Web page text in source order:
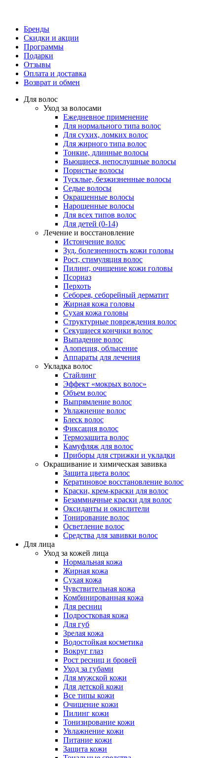
Бренды
Скидки и акции
Программы
Подарки
Отзывы
Оплата и доставка
Возврат и обмен
Для волос
Уход за волосами
Ежедневное применение
Для нормального типа волос
Для сухих, ломких волос
Для жирного типа волос
Тонкие, длинные волосы
Вьющиеся, непослушные волосы
Пористые волосы
Тусклые, безжизненные волосы
Седые волосы
Окрашенные волосы
Нарощенные волосы
Для всех типов волос
Для детей (0-14)
Лечение и восстановление
Истончение волос
Зуд, болезненность кожи головы
Рост, стимуляция волос
Пилинг, очищение кожи головы
Псориаз
Перхоть
Себорея, себорейный дерматит
Жирная кожа головы
Сухая кожа головы
Структурные повреждения волос
Секущиеся кончики волос
Выпадение волос
Алопеция, облысение
Аппараты для лечения
Укладка волос
Стайлинг
Эффект «мокрых волос»
Объем волос
Выпрямление волос
Увлажнение волос
Блеск волос
Фиксация волос
Термозащита волос
Камуфляж для волос
Приборы для стрижки и укладки
Окрашивание и химическая завивка
Защита цвета волос
Кератиновое восстановление волос
Краски, крем-краски для волос
Безаммиачные краски для волос
Оксиданты и окислители
Тонирование волос
Осветление волос
Средства для завивки волос
Для лица
Уход за кожей лица
Нормальная кожа
Жирная кожа
Сухая кожа
Чувствительная кожа
Комбинированная кожа
Для ресниц
Подростковая кожа
Для губ
Зрелая кожа
Водостойкая косметика
Вокруг глаз
Рост ресниц и бровей
Уход за губами
Для мужской кожи
Для детской кожи
Все типы кожи
Очищение кожи
Пилинг кожи
Тонизирование кожи
Увлажнение кожи
Питание кожи
Защита кожи